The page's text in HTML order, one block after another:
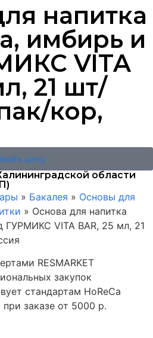
напитка
имбирь и
VITA
21 шт/
кор,
цену
области
» Бакалея » Основы для
» Основа для напитка
ГУРМИКС VITA BAR, 25 мл, 21
RESMARKET
закупок
стандартам HoReCa
при заказе от 5000 р.